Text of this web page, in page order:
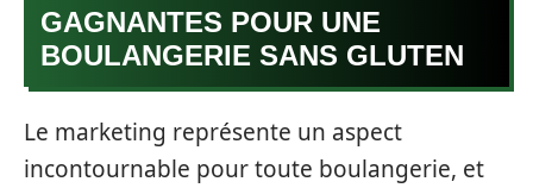
GAGNANTES POUR UNE
BOULANGERIE SANS GLUTEN
Le marketing représente un aspect
incontournable pour toute boulangerie, et